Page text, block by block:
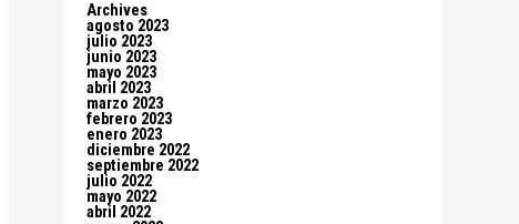
Archives
agosto 2023
julio 2023
junio 2023
mayo 2023
abril 2023
marzo 2023
febrero 2023
enero 2023
diciembre 2022
septiembre 2022
julio 2022
mayo 2022
abril 2022